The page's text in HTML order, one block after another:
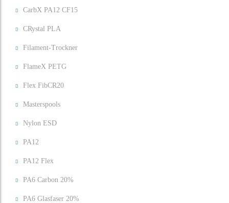
CarbX PA12 CF15
CRystal PLA
Filament-Trockner
FlameX PETG
Flex FibCR20
Masterspools
Nylon ESD
PA12
PA12 Flex
PA6 Carbon 20%
PA6 Glasfaser 20%